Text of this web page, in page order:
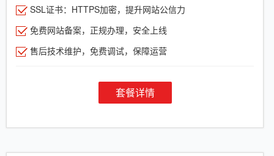
SSL证书：HTTPS加密，提升网站公信力
免费网站备案，正规办理，安全上线
售后技术维护，免费调试，保障运营
套餐详情